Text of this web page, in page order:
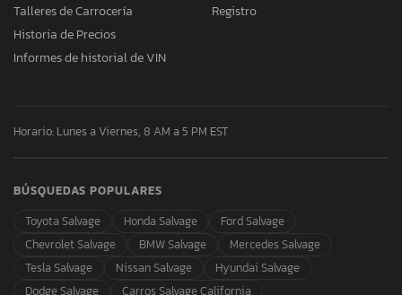
Talleres de Carrocería
Historia de Precios
Informes de historial de VIN
Registro
Horario: Lunes a Viernes, 8 AM a 5 PM EST
BÚSQUEDAS POPULARES
Toyota Salvage
Honda Salvage
Ford Salvage
Chevrolet Salvage
BMW Salvage
Mercedes Salvage
Tesla Salvage
Nissan Salvage
Hyundai Salvage
Dodge Salvage
Carros Salvage California